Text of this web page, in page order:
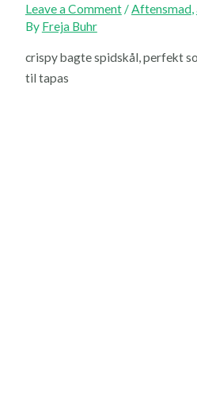
Leave a Comment / Aftensmad,
By Freja Buhr
crispy bagte spidskål, perfekt
til tapas